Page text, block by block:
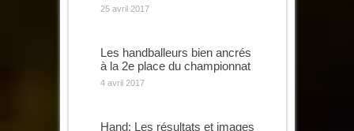
25 avril 2017
Les handballeurs bien ancrés
à la 2e place du championnat
4 avril 2017
Hand: Les résultats et images